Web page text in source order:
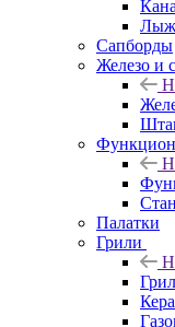
Сапборды
Железо и
Палатки
Грили